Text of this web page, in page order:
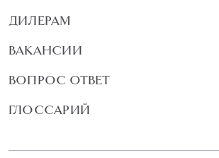
ДИЛЕРАМ
ВАКАНСИИ
ВОПРОС ОТВЕТ
ГЛОССАРИЙ